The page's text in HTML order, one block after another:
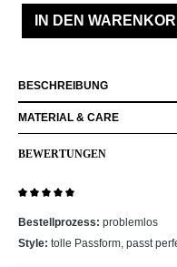
IN DEN
BESCHREIBUNG
MATERIAL & CARE
BEWERTUNGEN
Bestellprozess: problemlos
Style: tolle Passform, passt